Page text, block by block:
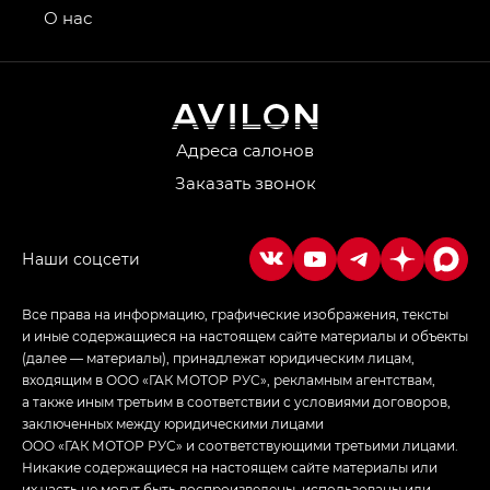
привод — GB AWD, Джи Эль Полный привод —
Джи Ти — GT, Джи Икс — GX,
Джи Икс ПРЕМИУМ — GX PREMIUM, ЛАУНЖ —
Empow — Эмпау (Empow) в комплектации
в спортивном стиле — GL(S-Style)
Адреса салонов
Заказать звонок
О нас
Все права на информацию, графические изображения, тексты
и иные содержащиеся на настоящем сайте материалы и объекты
(далее — материалы), принадлежат юридическим лицам,
входящим в ООО «ГАК МОТОР РУС», рекламным агентствам,
а также иным третьим в соответствии с условиями договоров,
заключенных между юридическими лицами
ООО «ГАК МОТОР РУС» и соответствующими третьими лицами.
Никакие содержащиеся на настоящем сайте материалы или